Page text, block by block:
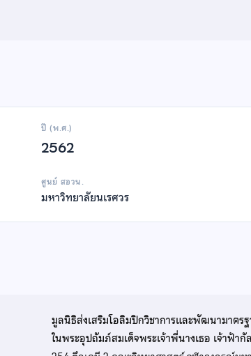
ปี (พ.ศ.)
2562
ศูนย์ สอวน.
มหาวิทยาลัยนเรศวร
มูลนิธิส่งเสริมโอลิมปิกวิชาการและพัฒนามาตร
ในพระอุปถัมภ์สมเด็จพระเจ้าพี่นางเธอ เจ้าฟ้